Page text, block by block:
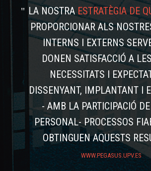
LA NOSTRAESTRATÈGIA DE
PROPORCIONAR ALS
INTERNS I EXTERNS
DONEN SATISFACCIÓ A
NECESSITATS I
DISSENYANT, IMPLANTANT I
- AMB LA PARTICIPACIÓ
PERSONAL- PROCESSOS
OBTINGUEN AQUESTS
WWW.PEGASUS.UPV.ES